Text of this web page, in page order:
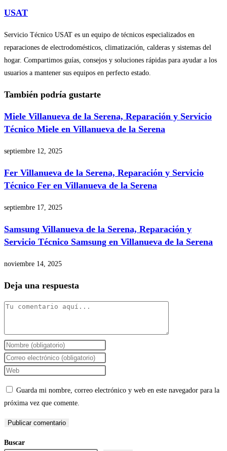
USAT
Servicio Técnico USAT es un equipo de técnicos especializados en
reparaciones de electrodomésticos, climatización, calderas y sistemas del
hogar. Compartimos guías, consejos y soluciones rápidas para ayudar a los
usuarios a mantener sus equipos en perfecto estado.
También podría gustarte
Miele Villanueva de la Serena, Reparación y Servicio
Técnico Miele en Villanueva de la Serena
septiembre 12, 2025
Fer Villanueva de la Serena, Reparación y Servicio
Técnico Fer en Villanueva de la Serena
septiembre 17, 2025
Samsung Villanueva de la Serena, Reparación y
Servicio Técnico Samsung en Villanueva de la Serena
noviembre 14, 2025
Deja una respuesta
Comentario
Introduce
tu
nombre
de
usuario
comentar
Introduce
tu
correo
electrónico
comentar
Introduce
de
tu
(opcional)
Guarda mi nombre, correo electrónico y web en este navegador para la
próxima vez que comente.
Buscar